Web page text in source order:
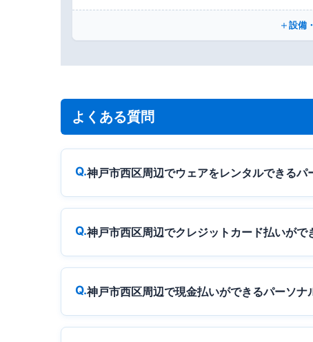
設備
よくある質問
神戸市西区周辺でウェアをレンタルできるパ
神戸市西区周辺でクレジットカード払いがで
神戸市西区周辺で現金払いができるパーソナ